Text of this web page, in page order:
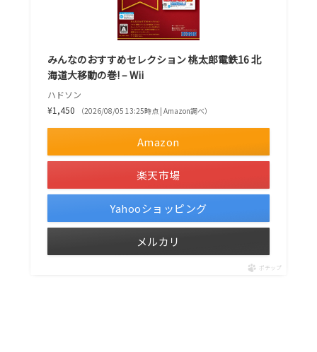
みんなのおすすめセレクション 桃太郎電鉄16 北
海道大移動の巻! – Wii
ハドソン
¥1,450
（2026/08/05 13:25時点 | Amazon調べ）
Amazon
楽天市場
Yahooショッピング
メルカリ
ポチップ